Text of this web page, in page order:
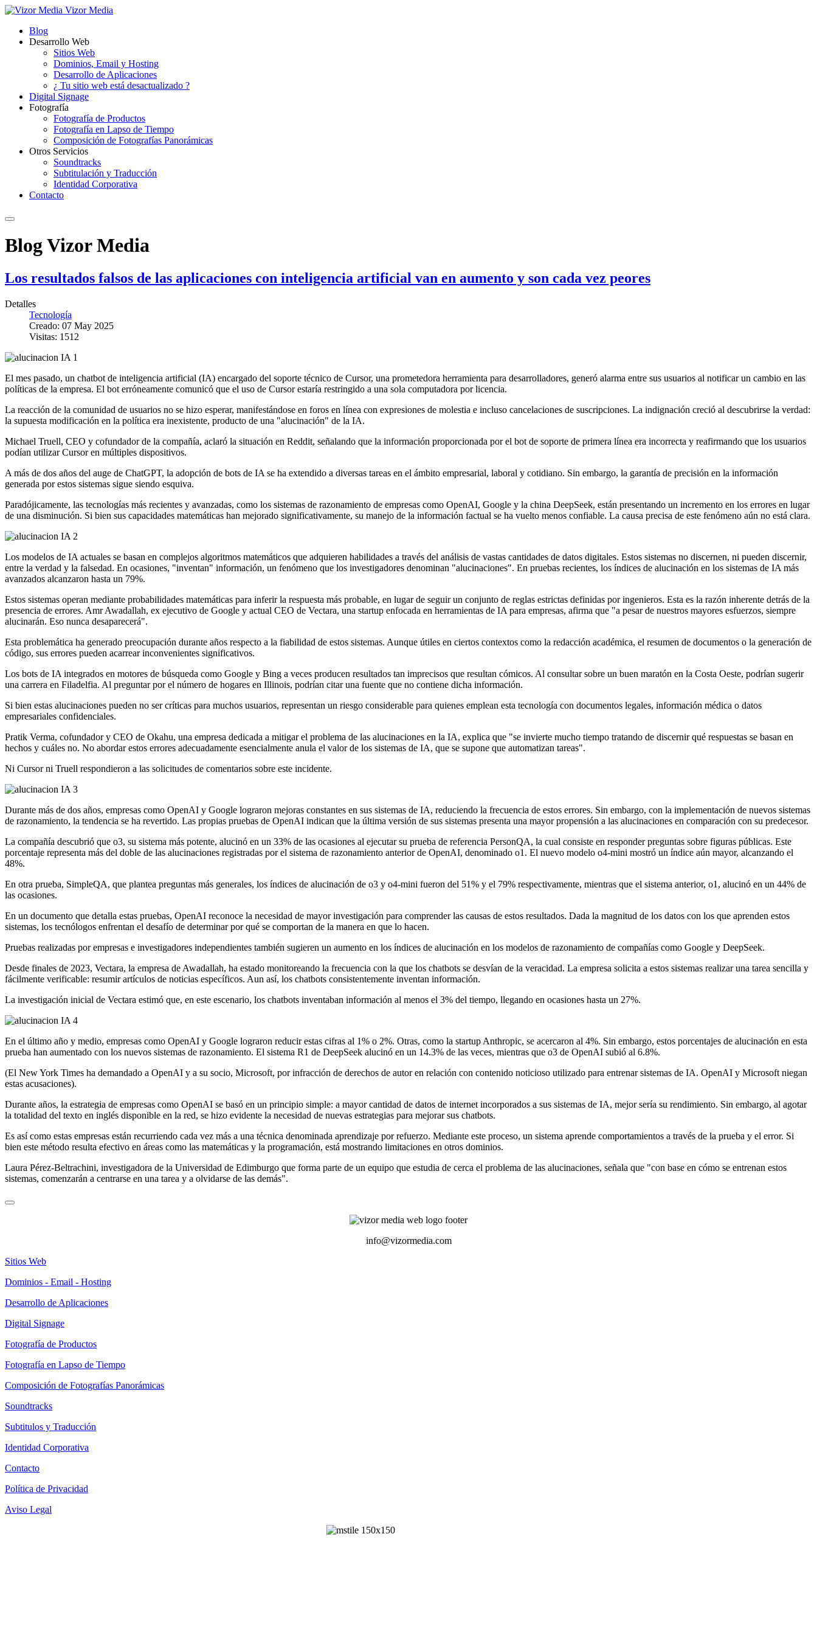
Vizor Media
Blog
Desarrollo Web
Sitios Web
Dominios, Email y Hosting
Desarrollo de Aplicaciones
¿ Tu sitio web está desactualizado ?
Digital Signage
Fotografía
Fotografía de Productos
Fotografía en Lapso de Tiempo
Composición de Fotografías Panorámicas
Otros Servicios
Soundtracks
Subtitulación y Traducción
Identidad Corporativa
Contacto
Blog Vizor Media
Los resultados falsos de las aplicaciones con inteligencia artificial van en aumento y son cada vez peores
Detalles
Tecnología
Creado: 07 May 2025
Visitas: 1512
El mes pasado, un chatbot de inteligencia artificial (IA) encargado del soporte técnico de Cursor, una prometedora herramienta para desarrolladores, generó alarma entre sus usuarios al notificar un cambio en las
políticas de la empresa. El bot erróneamente comunicó que el uso de Cursor estaría restringido a una sola computadora por licencia.
La reacción de la comunidad de usuarios no se hizo esperar, manifestándose en foros en línea con expresiones de molestia e incluso cancelaciones de suscripciones. La indignación creció al descubrirse la verdad:
la supuesta modificación en la política era inexistente, producto de una "alucinación" de la IA.
Michael Truell, CEO y cofundador de la compañía, aclaró la situación en Reddit, señalando que la información proporcionada por el bot de soporte de primera línea era incorrecta y reafirmando que los usuarios
podían utilizar Cursor en múltiples dispositivos.
A más de dos años del auge de ChatGPT, la adopción de bots de IA se ha extendido a diversas tareas en el ámbito empresarial, laboral y cotidiano. Sin embargo, la garantía de precisión en la información
generada por estos sistemas sigue siendo esquiva.
Paradójicamente, las tecnologías más recientes y avanzadas, como los sistemas de razonamiento de empresas como OpenAI, Google y la china DeepSeek, están presentando un incremento en los errores en lugar
de una disminución. Si bien sus capacidades matemáticas han mejorado significativamente, su manejo de la información factual se ha vuelto menos confiable. La causa precisa de este fenómeno aún no está clara.
Los modelos de IA actuales se basan en complejos algoritmos matemáticos que adquieren habilidades a través del análisis de vastas cantidades de datos digitales. Estos sistemas no discernen, ni pueden discernir,
entre la verdad y la falsedad. En ocasiones, "inventan" información, un fenómeno que los investigadores denominan "alucinaciones". En pruebas recientes, los índices de alucinación en los sistemas de IA más
avanzados alcanzaron hasta un 79%.
Estos sistemas operan mediante probabilidades matemáticas para inferir la respuesta más probable, en lugar de seguir un conjunto de reglas estrictas definidas por ingenieros. Esta es la razón inherente detrás de la
presencia de errores. Amr Awadallah, ex ejecutivo de Google y actual CEO de Vectara, una startup enfocada en herramientas de IA para empresas, afirma que "a pesar de nuestros mayores esfuerzos, siempre
alucinarán. Eso nunca desaparecerá".
Esta problemática ha generado preocupación durante años respecto a la fiabilidad de estos sistemas. Aunque útiles en ciertos contextos como la redacción académica, el resumen de documentos o la generación de
código, sus errores pueden acarrear inconvenientes significativos.
Los bots de IA integrados en motores de búsqueda como Google y Bing a veces producen resultados tan imprecisos que resultan cómicos. Al consultar sobre un buen maratón en la Costa Oeste, podrían sugerir
una carrera en Filadelfia. Al preguntar por el número de hogares en Illinois, podrían citar una fuente que no contiene dicha información.
Si bien estas alucinaciones pueden no ser críticas para muchos usuarios, representan un riesgo considerable para quienes emplean esta tecnología con documentos legales, información médica o datos
empresariales confidenciales.
Pratik Verma, cofundador y CEO de Okahu, una empresa dedicada a mitigar el problema de las alucinaciones en la IA, explica que "se invierte mucho tiempo tratando de discernir qué respuestas se basan en
hechos y cuáles no. No abordar estos errores adecuadamente esencialmente anula el valor de los sistemas de IA, que se supone que automatizan tareas".
Ni Cursor ni Truell respondieron a las solicitudes de comentarios sobre este incidente.
Durante más de dos años, empresas como OpenAI y Google lograron mejoras constantes en sus sistemas de IA, reduciendo la frecuencia de estos errores. Sin embargo, con la implementación de nuevos sistemas
de razonamiento, la tendencia se ha revertido. Las propias pruebas de OpenAI indican que la última versión de sus sistemas presenta una mayor propensión a las alucinaciones en comparación con su predecesor.
La compañía descubrió que o3, su sistema más potente, alucinó en un 33% de las ocasiones al ejecutar su prueba de referencia PersonQA, la cual consiste en responder preguntas sobre figuras públicas. Este
porcentaje representa más del doble de las alucinaciones registradas por el sistema de razonamiento anterior de OpenAI, denominado o1. El nuevo modelo o4-mini mostró un índice aún mayor, alcanzando el
48%.
En otra prueba, SimpleQA, que plantea preguntas más generales, los índices de alucinación de o3 y o4-mini fueron del 51% y el 79% respectivamente, mientras que el sistema anterior, o1, alucinó en un 44% de
las ocasiones.
En un documento que detalla estas pruebas, OpenAI reconoce la necesidad de mayor investigación para comprender las causas de estos resultados. Dada la magnitud de los datos con los que aprenden estos
sistemas, los tecnólogos enfrentan el desafío de determinar por qué se comportan de la manera en que lo hacen.
Pruebas realizadas por empresas e investigadores independientes también sugieren un aumento en los índices de alucinación en los modelos de razonamiento de compañías como Google y DeepSeek.
Desde finales de 2023, Vectara, la empresa de Awadallah, ha estado monitoreando la frecuencia con la que los chatbots se desvían de la veracidad. La empresa solicita a estos sistemas realizar una tarea sencilla y
fácilmente verificable: resumir artículos de noticias específicos. Aun así, los chatbots consistentemente inventan información.
La investigación inicial de Vectara estimó que, en este escenario, los chatbots inventaban información al menos el 3% del tiempo, llegando en ocasiones hasta un 27%.
En el último año y medio, empresas como OpenAI y Google lograron reducir estas cifras al 1% o 2%. Otras, como la startup Anthropic, se acercaron al 4%. Sin embargo, estos porcentajes de alucinación en esta
prueba han aumentado con los nuevos sistemas de razonamiento. El sistema R1 de DeepSeek alucinó en un 14.3% de las veces, mientras que o3 de OpenAI subió al 6.8%.
(El New York Times ha demandado a OpenAI y a su socio, Microsoft, por infracción de derechos de autor en relación con contenido noticioso utilizado para entrenar sistemas de IA. OpenAI y Microsoft niegan
estas acusaciones).
Durante años, la estrategia de empresas como OpenAI se basó en un principio simple: a mayor cantidad de datos de internet incorporados a sus sistemas de IA, mejor sería su rendimiento. Sin embargo, al agotar
la totalidad del texto en inglés disponible en la red, se hizo evidente la necesidad de nuevas estrategias para mejorar sus chatbots.
Es así como estas empresas están recurriendo cada vez más a una técnica denominada aprendizaje por refuerzo. Mediante este proceso, un sistema aprende comportamientos a través de la prueba y el error. Si
bien este método resulta efectivo en áreas como las matemáticas y la programación, está mostrando limitaciones en otros dominios.
Laura Pérez-Beltrachini, investigadora de la Universidad de Edimburgo que forma parte de un equipo que estudia de cerca el problema de las alucinaciones, señala que "con base en cómo se entrenan estos
sistemas, comenzarán a centrarse en una tarea y a olvidarse de las demás".
info@vizormedia.com
Sitios Web
Dominios - Email - Hosting
Desarrollo de Aplicaciones
Digital Signage
Fotografía de Productos
Fotografía en Lapso de Tiempo
Composición de Fotografías Panorámicas
Soundtracks
Subtitulos y Traducción
Identidad Corporativa
Contacto
Política de Privacidad
Aviso Legal